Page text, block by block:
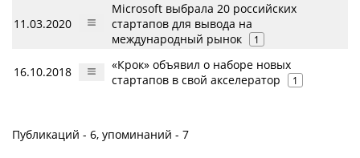
11.03.2020
Microsoft выбрала 20 российских
стартапов для вывода на
международный рынок
1
16.10.2018
«Крок» объявил о наборе новых
стартапов в свой акселератор
1
Публикаций - 6, упоминаний - 7